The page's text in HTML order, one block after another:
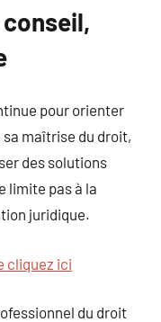
pour orienter
maîtrise du droit,
des solutions
limite pas à la
juridique.
cliquez ici
du droit